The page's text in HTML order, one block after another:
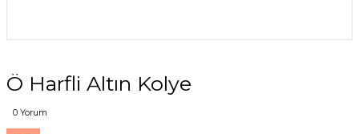
Ö Harfli Altın Kolye
0 Yorum